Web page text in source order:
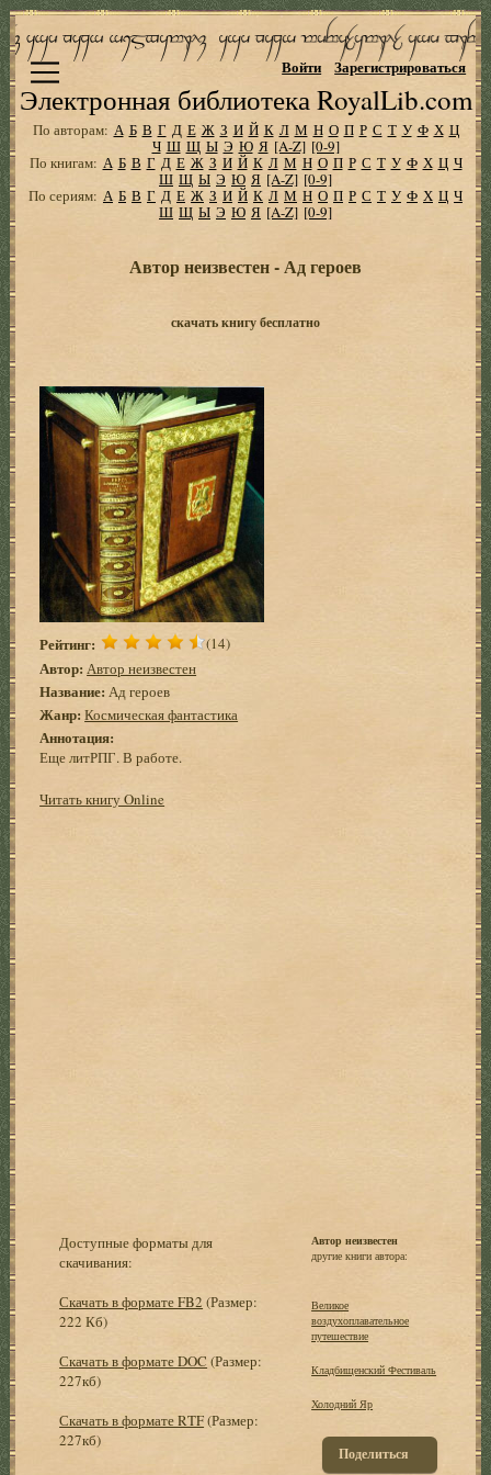
Электронная библиотека RoyalLib.com
Войти Зарегистрироваться
По авторам: А Б В Г Д Е Ж З И Й К Л М Н О П Р С Т У Ф Х Ц
Ч Ш Щ Ы Э Ю Я [A-Z] [0-9]
По книгам: А Б В Г Д Е Ж З И Й К Л М Н О П Р С Т У Ф Х Ц Ч
Ш Щ Ы Э Ю Я [A-Z] [0-9]
По сериям: А Б В Г Д Е Ж З И Й К Л М Н О П Р С Т У Ф Х Ц Ч
Ш Щ Ы Э Ю Я [A-Z] [0-9]
Автор неизвестен - Ад героев
скачать книгу бесплатно
Рейтинг: (14)
Автор: Автор неизвестен
Название: Ад героев
Жанр: Космическая фантастика
Аннотация:
Еще литРПГ. В работе.
Читать книгу Online
Доступные форматы для
скачивания:
Скачать в формате FB2 (Размер:
222 Кб)
Скачать в формате DOC (Размер:
227кб)
Скачать в формате RTF(Размер:
227кб)
Автор неизвестен
другие книги автора:
Великое
воздухоплавательное
путешествие
Кладбищенский Фестиваль
Холодний Яр
Поделиться